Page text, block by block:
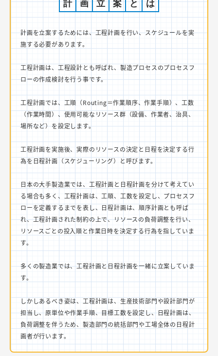
計 画 立 案 と は
計画を立案するためには、工程計画を行い、スケジュールを実
施する必要があります。
工程計画は、工程設計とも呼ばれ、製造プロセスのプロセスフ
ローの作成検討を行う事です。
工程計画では、工順（Routing＝作業順序、作業手順）、工数
（作業時間）、使用可能なリソース群（設備、作業者、治具、
場所など）を設定します。
工程計画を実施後、実際のリソースの決定と日程を決定する行
為を日程計画（スケジューリング）と呼びます。
日本の大手製造業では、工程計画と日程計画を分けて考えてい
る場合も多く、工程計画は、工順、工数を設定し、プロセスフ
ローを定義するまでを表し、日程計画は、順序計画とも呼ば
れ、工程計画された制約の上で、リソースの負荷調整を行い、
リソースごとの投入順と作業日時を決定する行為を指していま
す。
多くの製造業では、工程計画と日程計画を一緒に立案していま
す。
しかしあるべき姿は、工程計画は、生産技術部門や設計部門が
担当し、原単位や作業手順、目標工数を設定し、日程計画は、
負荷調整を伴うため、製造部門の統括部門や工場全体の日程計
画者が行います。